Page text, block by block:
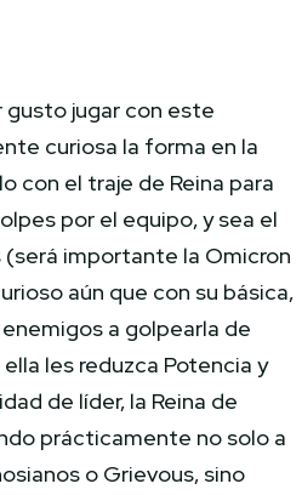
gusto jugar con este
curiosa la forma en la
con el traje de Reina para
por el equipo, y sea el
importante la Omicron
aún que con su básica,
a golpearla de
les reduzca Potencia y
de líder, la Reina de
prácticamente no solo a
o Grievous, sino